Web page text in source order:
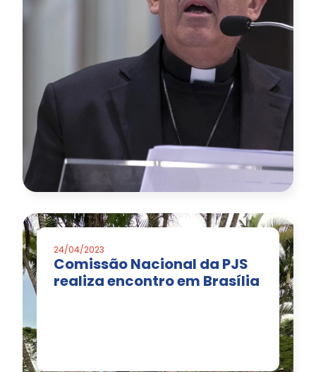
24/04/2023
Comissão Nacional da PJS
realiza encontro em Brasília